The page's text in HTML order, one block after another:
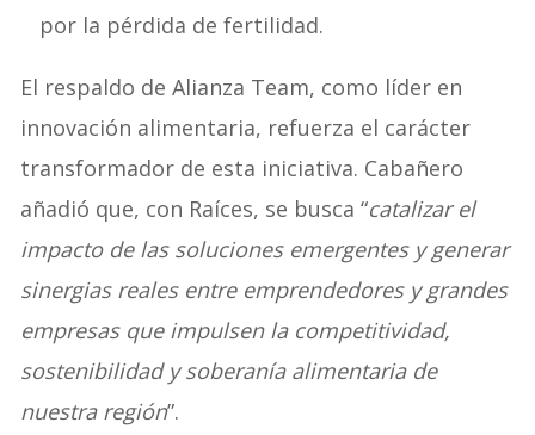
por la pérdida de fertilidad.
El respaldo de Alianza Team, como líder en
innovación alimentaria, refuerza el carácter
transformador de esta iniciativa. Cabañero
añadió que, con Raíces, se busca “catalizar el
impacto de las soluciones emergentes y generar
sinergias reales entre emprendedores y grandes
empresas que impulsen la competitividad,
sostenibilidad y soberanía alimentaria de
nuestra región”.